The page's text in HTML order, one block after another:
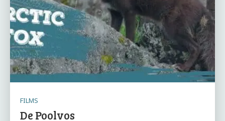
FILMS
De Poolvos